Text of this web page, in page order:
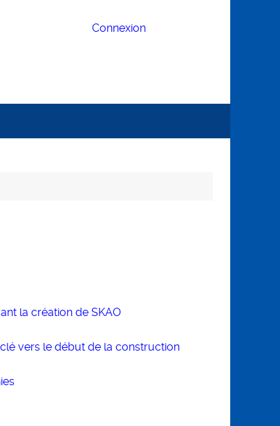
Connexion
la création de SKAO
vers le début de la construction